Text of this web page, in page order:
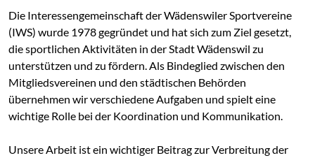
Die Interessengemeinschaft der Wädenswiler Sportvereine
(IWS) wurde 1978 gegründet und hat sich zum Ziel gesetzt,
die sportlichen Aktivitäten in der Stadt Wädenswil zu
unterstützen und zu fördern. Als Bindeglied zwischen den
Mitgliedsvereinen und den städtischen Behörden
übernehmen wir verschiedene Aufgaben und spielt eine
wichtige Rolle bei der Koordination und Kommunikation.
Unsere Arbeit ist ein wichtiger Beitrag zur Verbreitung der